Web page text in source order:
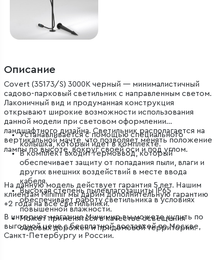
Описание
Covert (35173/S) 3000K черный — минималистичный
садово-парковый светильник с направленным светом.
Лаконичный вид и продуманная конструкция
открывают широкие возможности использования
данной модели при световом оформлении
ландшафтного дизайна. Светильник располагается на
вертикальной мачте, что позволяет менять положение
лампы по высоте, вокруг своей оси и под углом.
Устанавливается с помощью специального
колышка, который идет в комплекте.
В комплект входит гермоввод, который
обеспечивает защиту от попадания пыли, влаги и
других внешних воздействий в месте ввода
кабеля.
Высокая степень пылевлагозащиты IP65
обеспечивает работу светильника в условиях
повышенной влажности.
Может применяться в качестве освещения
садовых дорожек и придомовой территории.
На данную модель действует гарантия 5 лет. Нашим
клиентам Minimir мы дарим дополнительную гарантию
+2 года на все светильники.
В интернет-магазине Минимир вы можете купить по
выгодной цене с бесплатной доставкой по Москве,
Санкт-Петербургу и России.